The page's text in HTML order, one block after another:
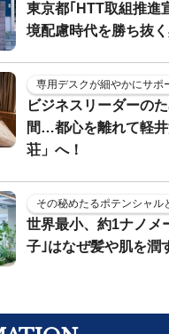
東京都｢HTT取組推進
境配慮時代を勝ち抜
専用デスクが細やかにサポ
ビジネスリーダーの
間…都心を離れて軽
荘」へ！
その秘めたるポテンシャル
世界最小、約1ナノメ
子｣はなぜ髪や肌を潤